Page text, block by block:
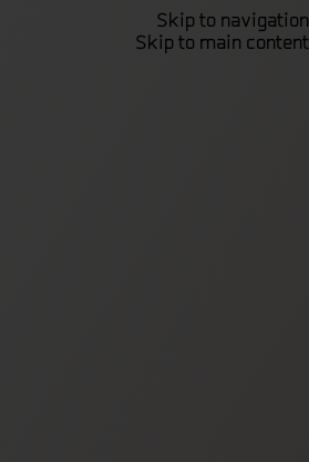
Skip to navigation
Skip to main content